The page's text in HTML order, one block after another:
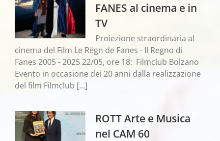
FANES al cinema e in
TV
Proiezione straordinaria al
cinema del Film Le Rëgn de Fanes - Il Regno di
Fanes 2005 - 2025 22/05, ore 18: Filmclub Bolzano
Evento in occasione dei 20 anni dalla realizzazione
del film Filmclub [...]
ROTT Arte e Musica
nel CAM 60